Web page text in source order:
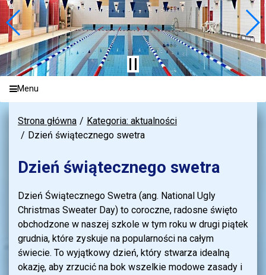
Menu
Strona główna
Kategoria: aktualności
Dzień świątecznego swetra
Dzień świątecznego swetra
Dzień Świątecznego Swetra (ang. National Ugly
Christmas Sweater Day) to coroczne, radosne święto
obchodzone w naszej szkole w tym roku w drugi piątek
grudnia, które zyskuje na popularności na całym
świecie. To wyjątkowy dzień, który stwarza idealną
okazję, aby zrzucić na bok wszelkie modowe zasady i